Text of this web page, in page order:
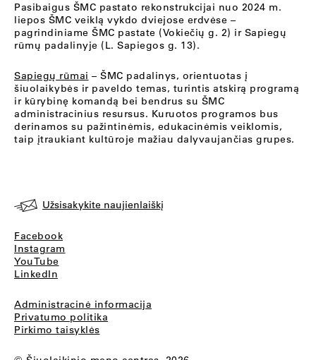
Pasibaigus ŠMC pastato rekonstrukcijai nuo 2024 m.
liepos ŠMC veiklą vykdo dviejose erdvėse –
pagrindiniame ŠMC pastate (Vokiečių g. 2) ir Sapiegų
rūmų padalinyje (L. Sapiegos g. 13).
Sapiegų rūmai – ŠMC padalinys, orientuotas į
šiuolaikybės ir paveldo temas, turintis atskirą programą
ir kūrybinę komandą bei bendrus su ŠMC
administracinius resursus. Kuruotos programos bus
derinamos su pažintinėmis, edukacinėmis veiklomis,
taip įtraukiant kultūroje mažiau dalyvaujančias grupes.
Užsisakykite naujienlaiškį
Facebook
Instagram
YouTube
LinkedIn
Administracinė informacija
Privatumo politika
Pirkimo taisyklės